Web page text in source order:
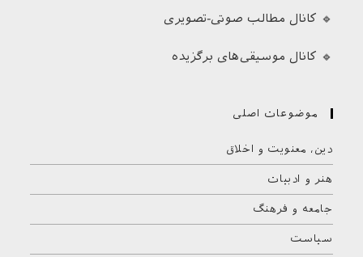
🔹 کانال مطالب صوتی-تصویری
🔹 کانال موسیقی‌های برگزیده
موضوعات اصلی
دین، معنویت و اخلاق
هنر و ادبیات
جامعه و فرهنگ
سیاست